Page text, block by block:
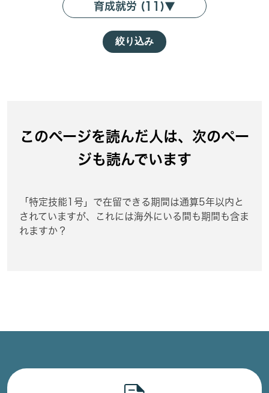
育成就労 (11)▼
絞り込み
このページを読んだ人は、次のペー
ジも読んでいます
「特定技能1号」で在留できる期間は通算5年以内と
されていますが、これには海外にいる間も期間も含ま
れますか？